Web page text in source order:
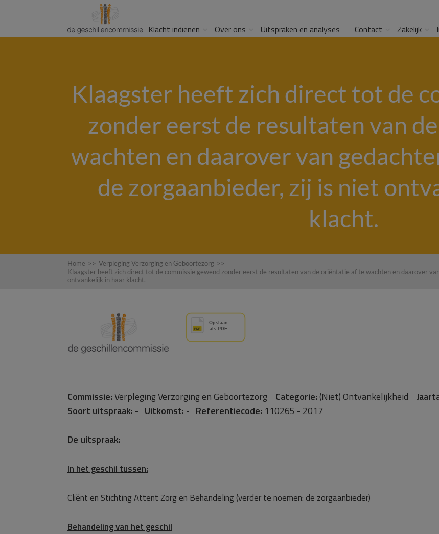
Klacht indienen Over ons Uitspraken en analyses Contact Zakelijk
Klaagster heeft zich direct tot de
zonder eerst de resultaten van
wachten en daarover van
de zorgaanbieder, zij is niet
klacht.
Home >> Verpleging Verzorging en Geboortezorg >>
Klaagster heeft zich direct tot de commissie gewend zonder eerst de resultaten van de oriëntatie af te wachten en daarover
ontvankelijk in haar klacht.
Commissie:Verpleging Verzorging en Geboortezorg Categorie:(Niet) Ontvankelijkheid
Soort uitspraak: - Uitkomst: - Referentiecode: 110265 - 2017
De uitspraak:
In het geschil tussen:
Cliënt en Stichting Attent Zorg en Behandeling (verder te noemen: de zorgaanbieder)
Behandeling van het geschil